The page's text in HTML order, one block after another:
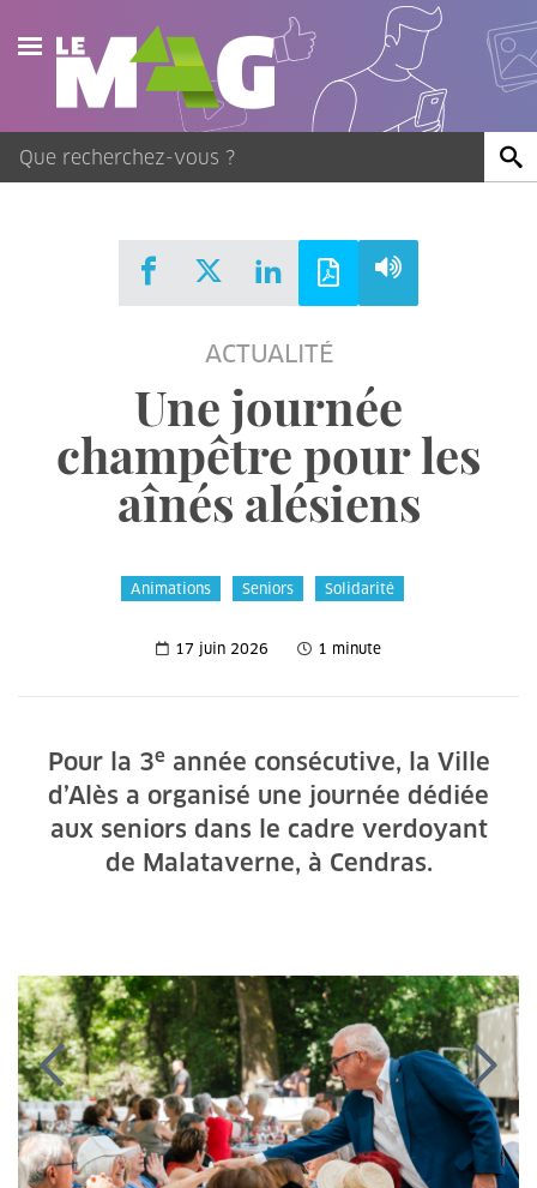
Actualités
Agenda
Publications
ACTUALITÉ
Une journée
champêtre pour les
aînés alésiens
Animations Seniors Solidarité
17 juin 2026 1 minute
Pour la 3e année consécutive, la Ville
d’Alès a organisé une journée dédiée
aux seniors dans le cadre verdoyant
de Malataverne, à Cendras.